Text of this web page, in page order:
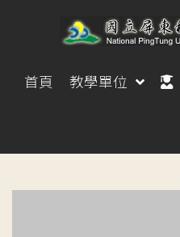
首頁 教學單位